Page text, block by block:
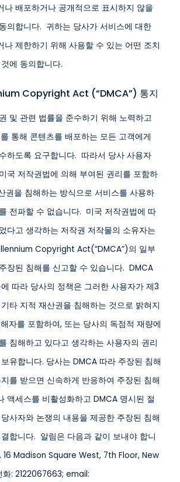
나 배포하거나 공개적으로 표시하지 않을
의합니다. 귀하는 당사가 서비스에 대한
나 제한하기 위해 사용할 수 있는 어떤 조치
에 동의합니다.
Copyright Act (“DMCA”) 통지
및 관련 법률을 준수하기 위해 노력하고
통해 콘텐츠를 배포하는 모든 고객에게
하도록 요구합니다. 따라서 당사 사용자
국 저작권법에 의해 부여된 권리를 포함하
권을 침해하는 방식으로 서비스를 사용하
전파할 수 없습니다. 미국 저작권법에 따
다고 생각하는 저작권 저작물의 소유자는
Copyright Act(“DMCA”)의 일부
장된 침해를 신고할 수 있습니다. DMCA
따라 당사의 정책은 그러한 사용자가 제3
타 지적 재산권을 침해하는 것으로 밝혀지
자를 포함하여, 또는 당사의 독점적 재량에
침해하고 있다고 생각하는 사용자의 권리
유합니다. 당사는 DMCA 따라 주장된 침해
를 받으면 신속하게 반응하여 주장된 침해
액세스를 비활성화하고 DMCA 명시된 절
사자와 논쟁의 내용을 제공한 주장된 침해
합니다. 알림은 다음과 같이 보내야 합니
16 Madison Square West, 7th Floor, New
화: 2122067663; email: